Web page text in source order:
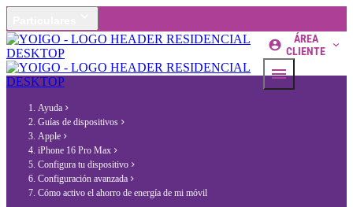
ÁREA
CLIENTE
Ayuda
Guías de dispositivos
Apple
iPhone 16 Pro Max
Configura tu dispositivo
Configuración avanzada
Cómo activo el ahorro de energía de mi móvil